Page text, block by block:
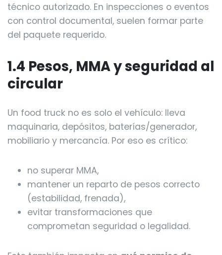
técnico autorizado. En inspecciones o eventos
con control documental, suelen formar parte
del paquete requerido.
1.4 Pesos, MMA y seguridad al
circular
Un food truck no es solo el vehículo: lleva
maquinaria, depósitos, baterías/generador,
mobiliario y mercancía. Por eso es crítico:
no superar MMA,
mantener un reparto de pesos correcto
(estabilidad, frenada),
evitar transformaciones que
comprometan seguridad o legalidad.